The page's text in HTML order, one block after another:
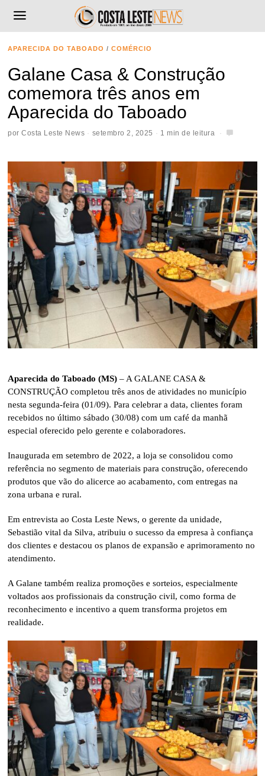
APARECIDA DO TABOADO / COMÉRCIO
Galane Casa & Construção
comemora três anos em
Aparecida do Taboado
porCosta Leste News setembro 2, 2025 1 min de leitura
Aparecida do Taboado (MS) – A GALANE CASA &
CONSTRUÇÃO completou três anos de atividades no município
nesta segunda-feira (01/09). Para celebrar a data, clientes foram
recebidos no último sábado (30/08) com um café da manhã
especial oferecido pelo gerente e colaboradores.
Inaugurada em setembro de 2022, a loja se consolidou como
referência no segmento de materiais para construção, oferecendo
produtos que vão do alicerce ao acabamento, com entregas na
zona urbana e rural.
Em entrevista ao Costa Leste News, o gerente da unidade,
Sebastião vital da Silva, atribuiu o sucesso da empresa à confiança
dos clientes e destacou os planos de expansão e aprimoramento no
atendimento.
A Galane também realiza promoções e sorteios, especialmente
voltados aos profissionais da construção civil, como forma de
reconhecimento e incentivo a quem transforma projetos em
realidade.